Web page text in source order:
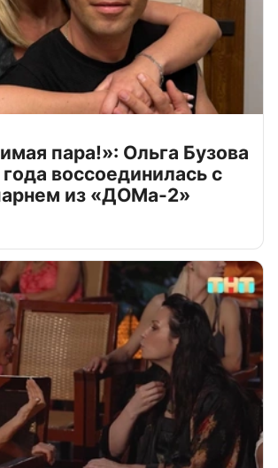
пара!»: Ольга Бузова
воссоединилась с
из «ДОМа-2»